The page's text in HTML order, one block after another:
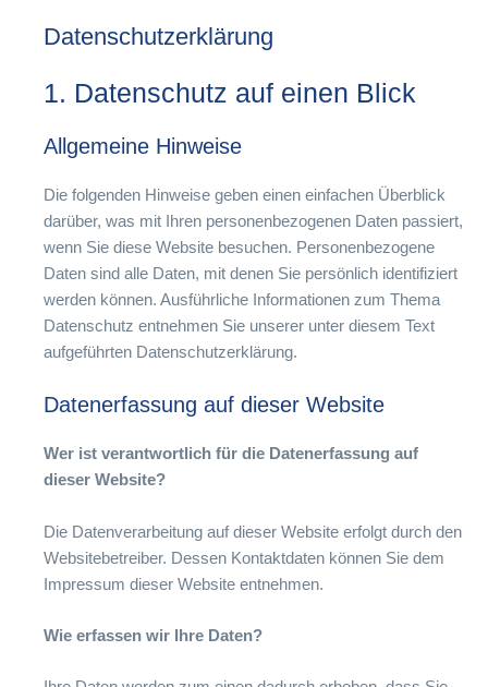
Datenschutzerklärung
1. Datenschutz auf einen Blick
Allgemeine Hinweise
Die folgenden Hinweise geben einen einfachen Überblick
darüber, was mit Ihren personenbezogenen Daten passiert,
wenn Sie diese Website besuchen. Personenbezogene
Daten sind alle Daten, mit denen Sie persönlich identifiziert
werden können. Ausführliche Informationen zum Thema
Datenschutz entnehmen Sie unserer unter diesem Text
aufgeführten Datenschutzerklärung.
Datenerfassung auf dieser Website
Wer ist verantwortlich für die Datenerfassung auf
dieser Website?
Die Datenverarbeitung auf dieser Website erfolgt durch den
Websitebetreiber. Dessen Kontaktdaten können Sie dem
Impressum dieser Website entnehmen.
Wie erfassen wir Ihre Daten?